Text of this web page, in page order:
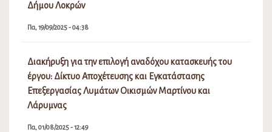
Δήμου Λοκρών
Πα, 19/09/2025 - 04:38
Διακήρυξη για την επιλογή αναδόχου κατασκευής του
έργου: Δίκτυο Αποχέτευσης και Εγκατάστασης
Επεξεργασίας Λυμάτων Οικισμών Μαρτίνου και
Λάρυμνας
Πα, 01/08/2025 - 12:49